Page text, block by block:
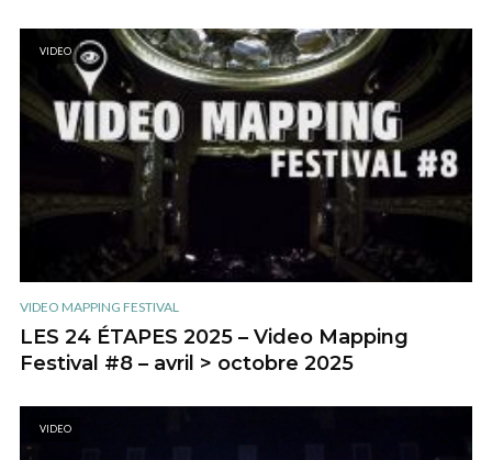
VIDEO
VIDEO MAPPING FESTIVAL
LES 24 ÉTAPES 2025 – Video Mapping
Festival #8 – avril > octobre 2025
VIDEO